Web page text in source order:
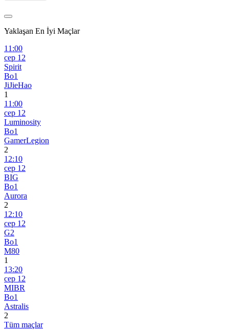
Yaklaşan En İyi Maçlar
11:00
сер 12
Spirit
Bo1
JiJieHao
1
11:00
сер 12
Luminosity
Bo1
GamerLegion
2
12:10
сер 12
BIG
Bo1
Aurora
2
12:10
сер 12
G2
Bo1
M80
1
13:20
сер 12
MIBR
Bo1
Astralis
2
Tüm maçlar